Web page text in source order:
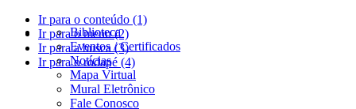
Ir para o conteúdo (1)
Ir para o menu (2)
Ir para a busca (3)
Ir para o rodapé (4)
Biblioteca
Eventos / Certificados
Notícias
Mapa Virtual
Mural Eletrônico
Fale Conosco